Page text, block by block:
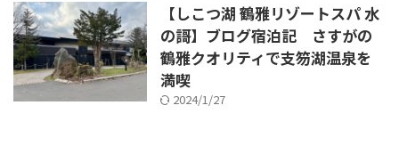
【しこつ湖 鶴雅リゾートスパ 水
の謌】ブログ宿泊記 さすがの
鶴雅クオリティで支笏湖温泉を
満喫
2024/1/27